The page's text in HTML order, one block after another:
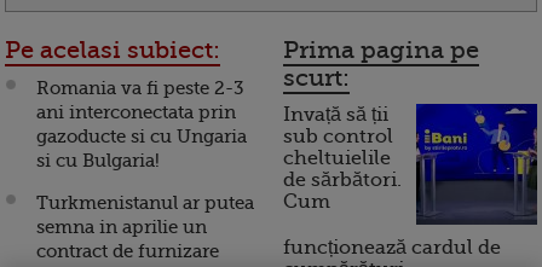
Pe acelasi subiect:
Romania va fi peste 2-3
ani interconectata prin
gazoducte si cu Ungaria
si cu Bulgaria!
Turkmenistanul ar putea
semna in aprilie un
contract de furnizare
Prima pagina pe
scurt:
Invață să ții
sub control
cheltuielile
de sărbători.
Cum
funcționează cardul de